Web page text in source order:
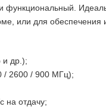
функциональный.
или для обеспечения
и др.);
/ 2600 / 900 МГц);
на отдачу;